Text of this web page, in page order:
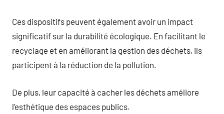
Ces dispositifs peuvent également avoir un impact
significatif sur la durabilité écologique. En facilitant le
recyclage et en améliorant la gestion des déchets, ils
participent à la réduction de la pollution.
De plus, leur capacité à cacher les déchets améliore
l’esthétique des espaces publics.